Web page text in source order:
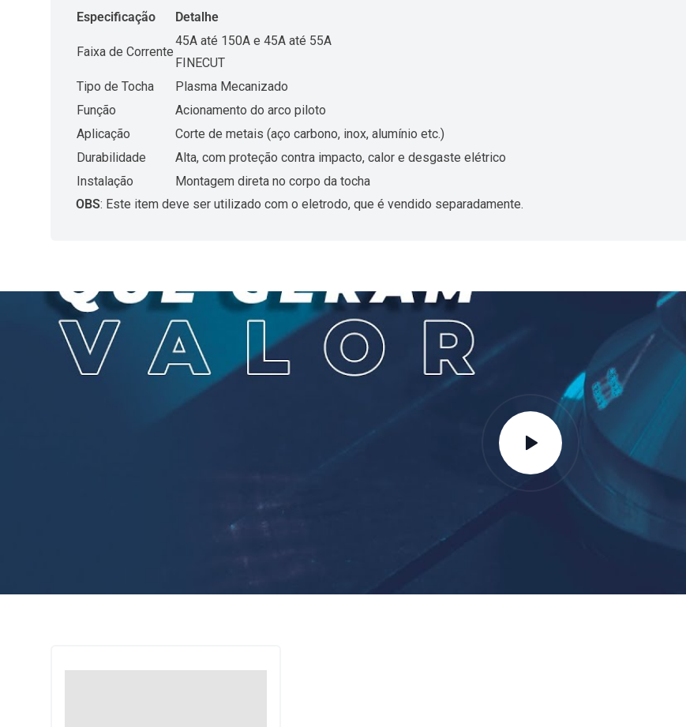
Especificação Detalhe
Faixa de Corrente
45A até 150A e 45A até 55A
FINECUT
Tipo de Tocha
Plasma Mecanizado
Função
Acionamento do arco piloto
Aplicação
Corte de metais (aço carbono, inox, alumínio etc.)
Durabilidade
Alta, com proteção contra impacto, calor e desgaste elétrico
Instalação
Montagem direta no corpo da tocha
OBS: Este item deve ser utilizado com o eletrodo, que é vendido separadamente.